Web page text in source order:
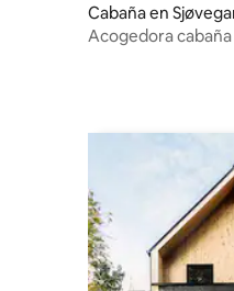
Cabaña en
Acogedora